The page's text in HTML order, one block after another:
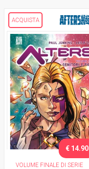
ACQUISTA
VOLUME FINALE DI SERIE
€ 14.90